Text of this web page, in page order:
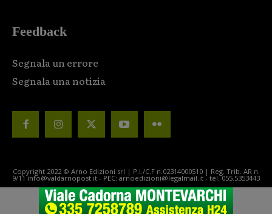
Feedback
Segnala un errore
Segnala una notizia
Copyright 2022 © Arno Edizioni srl | P.I./C.F n.02314000510 | Reg. Trib. AR n.
9/11 info@valdarnopost.it - PEC: arnoedizioni@legalmail.it - tel. 055.5353443